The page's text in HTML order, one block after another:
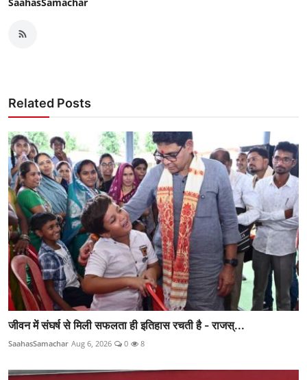
Related Posts
जीवन में संघर्ष से मिली सफलता ही इतिहास रचती है - राजस्...
SaahasSamachar Aug 6, 2026 0 8